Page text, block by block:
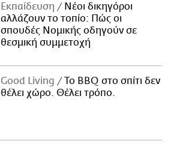
Εκπαίδευση
Νέοι δικηγόροι
αλλάζουν το τοπίο: Πώς οι
σπουδές Νομικής οδηγούν σε
θεσμική συμμετοχή
Good Living
Το BBQ στο σπίτι δεν
θέλει χώρο. Θέλει τρόπο.